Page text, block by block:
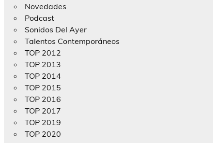
Novedades
Podcast
Sonidos Del Ayer
Talentos Contemporáneos
TOP 2012
TOP 2013
TOP 2014
TOP 2015
TOP 2016
TOP 2017
TOP 2019
TOP 2020